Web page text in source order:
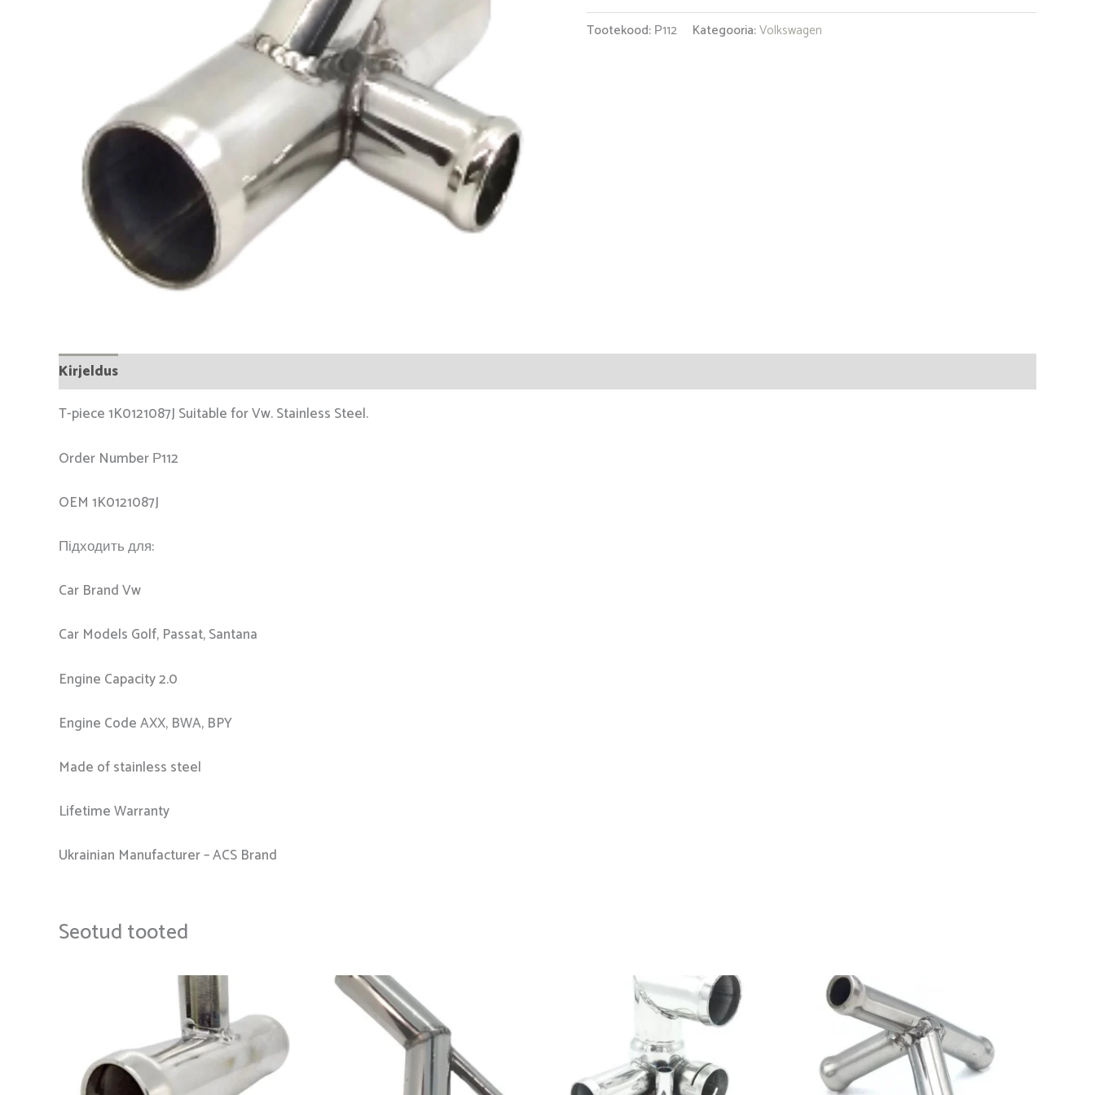
Tootekood: Р112 Kategooria:Volkswagen
Kirjeldus
T-piece 1K0121087J Suitable for Vw. Stainless Steel.
Order Number Р112
OEM 1K0121087J
Підходить для:
Car Brand Vw
Car Models Golf, Passat, Santana
Engine Capacity 2.0
Engine Code AXX, BWA, BPY
Made of stainless steel
Lifetime Warranty
Ukrainian Manufacturer – ACS Brand
Seotud tooted